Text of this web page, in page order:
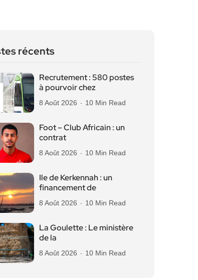
récents
Recrutement : 580 postes
à pourvoir chez
8 Août 2026 10 Min Read
Foot – Club Africain : un
contrat
8 Août 2026 10 Min Read
Ile de Kerkennah : un
financement de
8 Août 2026 10 Min Read
La Goulette : Le ministère
de la
8 Août 2026 10 Min Read